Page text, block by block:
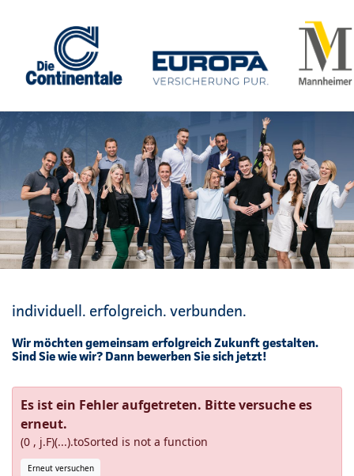
individuell. erfolgreich. verbunden.
Wir möchten gemeinsam erfolgreich Zukunft gestalten.
Sind Sie wie wir? Dann bewerben Sie sich jetzt!
Es ist ein Fehler aufgetreten. Bitte versuche es
erneut.
(0 , j.F)(...).toSorted is not a function
Erneut versuchen